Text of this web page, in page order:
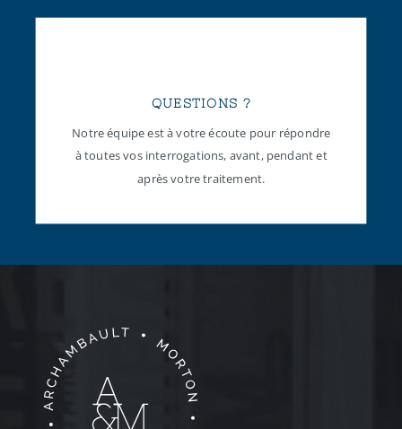
QUESTIONS ?
Notre équipe est à votre écoute pour répondre
à toutes vos interrogations, avant, pendant et
après votre traitement.